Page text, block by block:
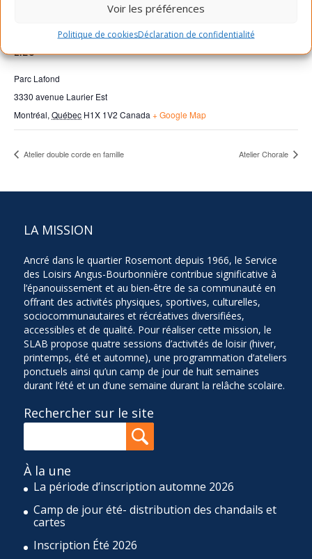
Voir les préférences
Politique de cookiesDéclaration de confidentialité
LIEU
Parc Lafond
3330 avenue Laurier Est
Montréal, Québec H1X 1V2 Canada + Google Map
Atelier double corde en famille Atelier Chorale
LA MISSION
Ancré dans le quartier Rosemont depuis 1966, le Service
des Loisirs Angus-Bourbonnière contribue significative à
l’épanouissement et au bien-être de sa communauté en
offrant des activités physiques, sportives, culturelles,
sociocommunautaires et récréatives diversifiées,
accessibles et de qualité. Pour réaliser cette mission, le
SLAB propose quatre sessions d’activités de loisir (hiver,
printemps, été et automne), une programmation d’ateliers
ponctuels ainsi qu’un camp de jour de huit semaines
durant l’été et un d’une semaine durant la relâche scolaire.
Rechercher sur le site
À la une
La période d’inscription automne 2026
Camp de jour été- distribution des chandails et
cartes
Inscription Été 2026